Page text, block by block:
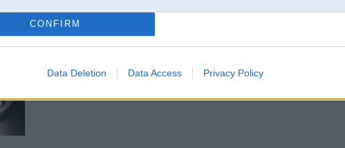
CONFIRM
Data Deletion Data Access Privacy Policy
es neatbalstu - es pārstāvu